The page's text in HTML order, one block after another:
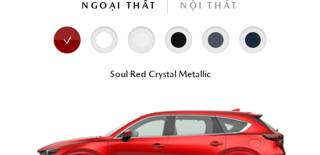
NGOẠI THẤT NỘI THẤT
Soul Red Crystal Metallic